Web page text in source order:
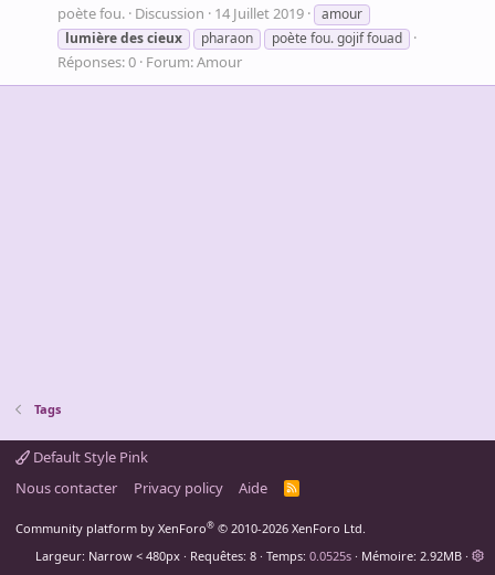
poète fou. Discussion 14 Juillet 2019
amour
lumièredescieux pharaon poète fou. gojif fouad
Réponses: 0 Forum:Amour
Tags
Default Style Pink
Nous contacter
Privacy policy Aide
R
Community platform by XenForo® © 2010-2026 XenForo Ltd.
Largeur
Requêtes 8 Temps 0.0525s Mémoire 2.92MB